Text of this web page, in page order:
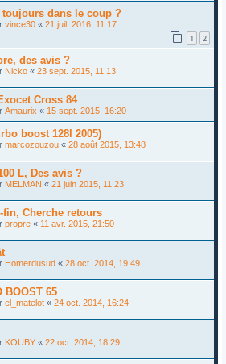
toujours dans le coup ?
vince30 « 21 juil. 2016, 11:17
1 2
des avis ?
Nicko « 23 sept. 2015, 11:13
Cross 84
Amaurix « 15 sept. 2015, 16:20
boost 128l 2005)
marcozouzou « 28 août 2015, 13:48
L, Des avis ?
MELMAN « 21 juin 2015, 11:23
fin, Cherche retours
propre « 11 avr. 2015, 21:50
Homerdusud « 28 oct. 2014, 19:49
BOOST 65
el_matelot « 24 oct. 2014, 16:24
KOUBY « 22 oct. 2014, 18:29